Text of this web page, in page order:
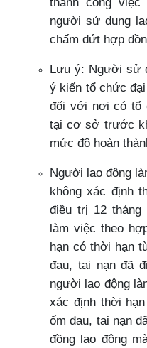
người sử dụng
chấm dứt hợp
Lưu ý: Người sử
ý kiến tổ chức
đối với nơi có tổ
tại cơ sở trước
mức độ hoàn
Người lao động
không xác định
điều trị 12
làm việc theo
hạn có thời hạn
đau, tai nạn đã
người lao động
xác định thời
ốm đau, tai nạn
đồng lao động